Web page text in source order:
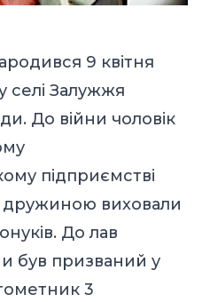
9 квітня
селі Залужжя
До війни чоловік
підприємстві
дружиною виховали
До лав
був призваний у
3